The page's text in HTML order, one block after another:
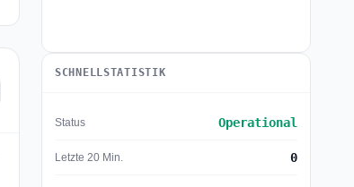
SCHNELLSTATISTIK
Status Operational
Letzte 20 Min. 0